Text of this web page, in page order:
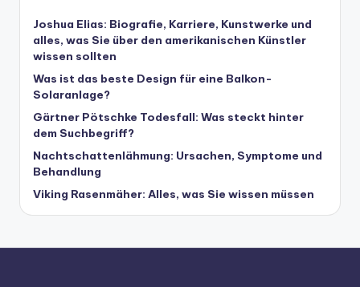
Joshua Elias: Biografie, Karriere, Kunstwerke und
alles, was Sie über den amerikanischen Künstler
wissen sollten
Was ist das beste Design für eine Balkon-
Solaranlage?
Gärtner Pötschke Todesfall: Was steckt hinter
dem Suchbegriff?
Nachtschattenlähmung: Ursachen, Symptome und
Behandlung
Viking Rasenmäher: Alles, was Sie wissen müssen